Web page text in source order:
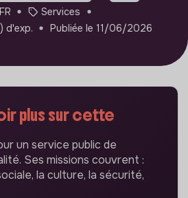
Services
d'exp.
Publiée le 11/06/2026
plus sur cette
un service public de
Ses missions couvrent :
la culture, la sécurité,